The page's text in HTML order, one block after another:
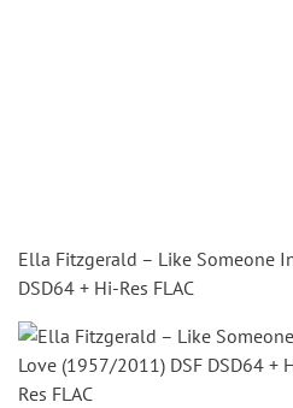
Ella Fitzgerald – Like Someone
DSD64 + Hi-Res FLAC